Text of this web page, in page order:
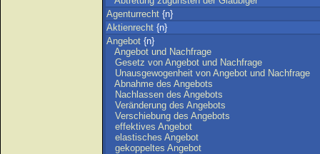
Agenturrecht {n}
Aktienrecht {n}
Angebot {n}
Angebot und Nachfrage
Gesetz von Angebot und Nachfrage
Unausgewogenheit von Angebot und Nachfrage
Abnahme des Angebots
Nachlassen des Angebots
Veränderung des Angebots
Verschiebung des Angebots
effektives Angebot
elastisches Angebot
gekoppeltes Angebot